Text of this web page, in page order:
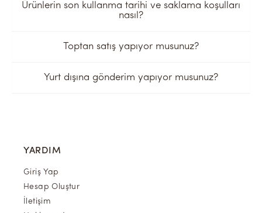
Ürünlerin son kullanma tarihi ve saklama koşulları
nasıl?
Toptan satış yapıyor musunuz?
Yurt dışına gönderim yapıyor musunuz?
YARDIM
Giriş Yap
Hesap Oluştur
İletişim